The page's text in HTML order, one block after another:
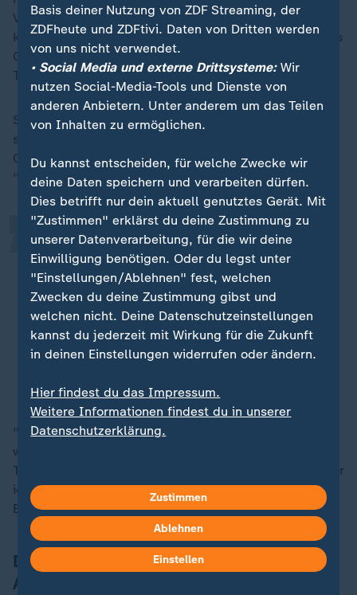
Vorfeld angemeldet - rund 150 sind gekommen. "Ich
komme hier wesentlich schneller mit den Menschen ins
Gespräch, als ich es im Vorfeld erwartet hätte", sagt
Tacke.
Sie lernt Michael Vaßen aus Wetzlar kennen. Er reist in
seinem Wohnmobil von einer Demo zur anderen. Die
Corona-Pandemie habe Michael schließlich
"erwachen" lassen, erzählt er:
Aufgeregt hat mich schon die Art
und Weise, wie man Menschen
versucht, über Medien zu
manipulieren, sich nicht das Recht
zugestehen, sich selber zu
informieren.
„
"Das hat mich natürlich dazu geführt, dass ich mich
woanders informiert habe. Ich war vorher in keinem
Telegramkanal oder sonst irgendwo drin gewesen, aber
ich hatte schon gut ein halbes Jahr vorher den
Eindruck, dass hier was nicht stimmt", so Vaßen.
Demonstranten fordern Corona-
Aufarbeitung von Politik
Basis deiner Nutzung von ZDF Streaming, der
ZDFheute und ZDFtivi. Daten von Dritten werden
von uns nicht verwendet.
• Social Media und externe Drittsysteme:Wir
nutzen Social-Media-Tools und Dienste von
anderen Anbietern. Unter anderem um das Teilen
von Inhalten zu ermöglichen.
Du kannst entscheiden, für welche Zwecke wir
deine Daten speichern und verarbeiten dürfen.
Dies betrifft nur dein aktuell genutztes Gerät. Mit
"Zustimmen" erklärst du deine Zustimmung zu
unserer Datenverarbeitung, für die wir deine
Einwilligung benötigen. Oder du legst unter
"Einstellungen/Ablehnen" fest, welchen
Zwecken du deine Zustimmung gibst und
welchen nicht. Deine Datenschutzeinstellungen
kannst du jederzeit mit Wirkung für die Zukunft
in deinen Einstellungen widerrufen oder ändern.
Hier findest du das Impressum.
Weitere Informationen findest du in unserer
Datenschutzerklärung.
Zustimmen
Ablehnen
Einstellen